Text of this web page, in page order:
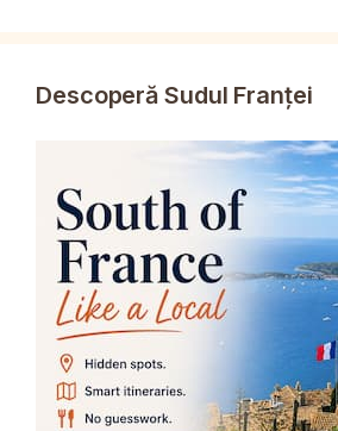
Descoperă Sudul Franței